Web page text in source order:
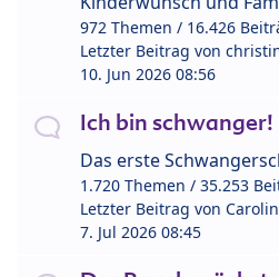
972 Themen / 16.426
Letzter Beitrag von
10. Jun 2026 08:56
Ich bin schwanger!
Das erste
1.720 Themen / 35.253
Letzter Beitrag von
7. Jul 2026 08:45